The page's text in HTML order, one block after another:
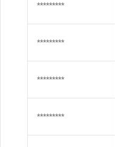
*********
*********
*********
*********